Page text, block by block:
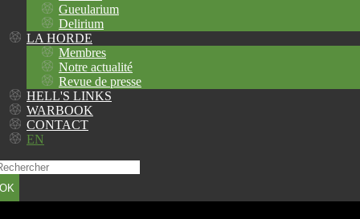
Gueularium
Delirium
LA HORDE
Membres
Notre actualité
Revue de presse
HELL'S LINKS
WARBOOK
CONTACT
EN
OK